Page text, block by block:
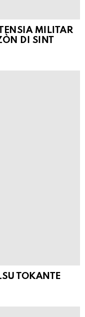
MILITAR
DI SINT
TOKANTE